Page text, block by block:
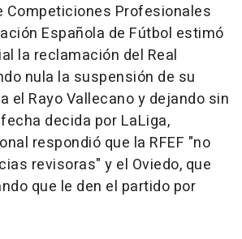
Competiciones Profesionales
Española de Fútbol estimó
la reclamación del Real
nula la suspensión de su
el Rayo Vallecano y dejando sin
decida por LaLiga,
respondió que la RFEF "no
revisoras" y el Oviedo, que
que le den el partido por